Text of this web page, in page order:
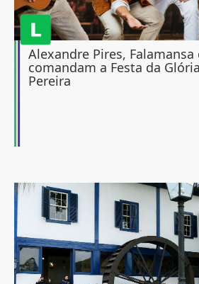
Alexandre Pires, Falamansa
comandam a Festa da
Pereira